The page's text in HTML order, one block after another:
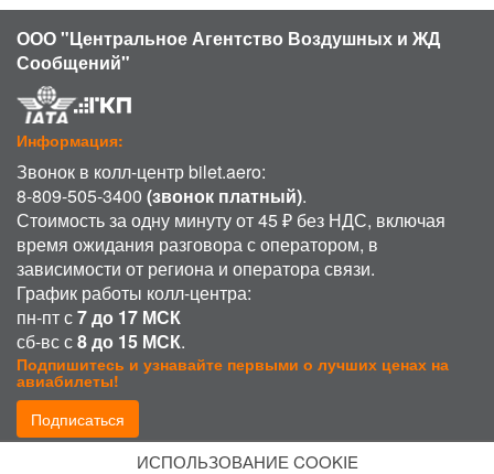
ООО "Центральное Агентство Воздушных и ЖД
Сообщений"
Информация:
Звонок в колл-центр bilet.aero:
8-809-505-3400 (звонок платный).
Стоимость за одну минуту от 45 ₽ без НДС, включая
время ожидания разговора с оператором, в
зависимости от региона и оператора связи.
График работы колл-центра:
пн-пт с7 до 17 МСК
сб-вс с8 до 15 МСК.
Подпишитесь и узнавайте первыми о лучших ценах на
авиабилеты!
Подписаться
ИСПОЛЬЗОВАНИЕ COOKIE